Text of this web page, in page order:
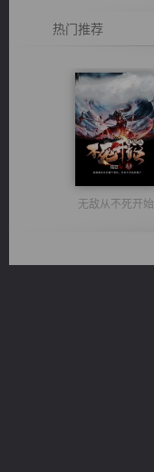
热门推荐
无敌从不死开始